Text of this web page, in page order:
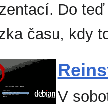
Do
času, kdy
V